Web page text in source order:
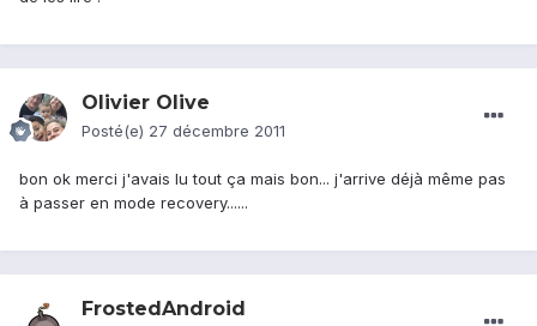
Olivier Olive
Posté(e) 27 décembre 2011
bon ok merci j'avais lu tout ça mais bon... j'arrive déjà même pas
à passer en mode recovery......
FrostedAndroid